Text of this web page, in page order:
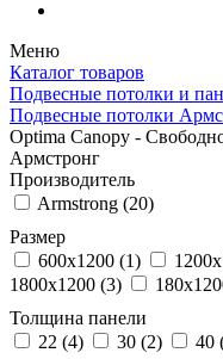
Меню
Каталог товаров
Подвесные потолки и
Подвесные потолки
Optima Canopy -
Армстронг
Производитель
Armstrong (20)
Размер
600x1200 (1)
1800x1200 (3)
Толщина панели
22 (4) 30 (2) 40